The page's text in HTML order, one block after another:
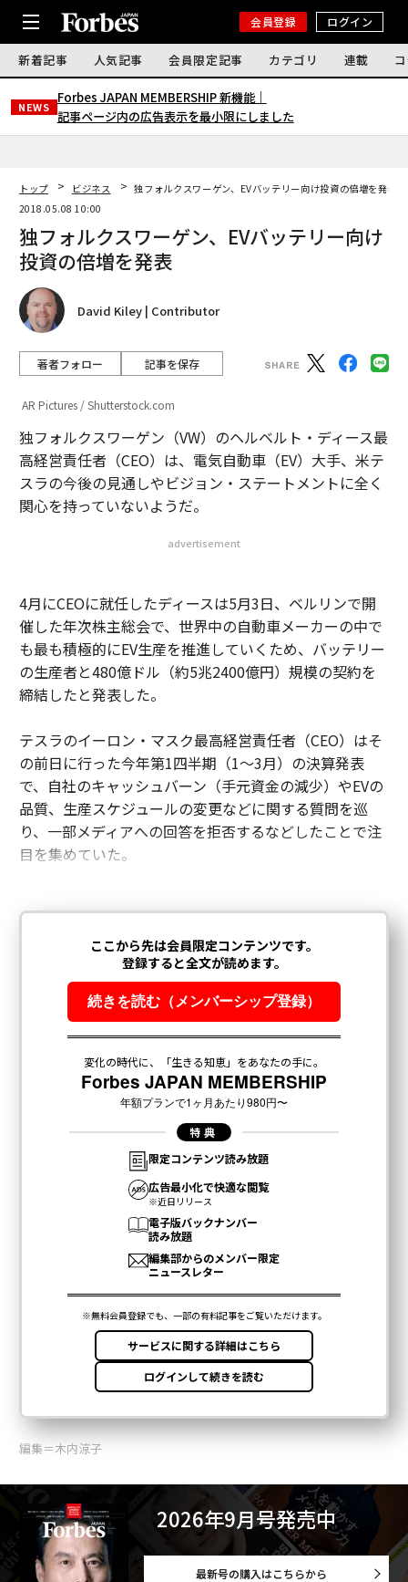
会員登録 ログイン
新着記事 人気記事 会員限定記事 カテゴリ 連載
NEWS
Forbes JAPAN MEMBERSHIP 新機能｜
記事ページ内の広告表示を最小限にしました
トップ ビジネス
独フォルクスワーゲン、EVバッテリー向け投資の倍増を発表
2018.05.08 10:00
独フォルクスワーゲン、EVバッテリー向け
投資の倍増を発表
David Kiley | Contributor
著者フォロー 記事を保存
AR Pictures / Shutterstock.com
独フォルクスワーゲン（VW）のヘルベルト・ディース最
高経営責任者（CEO）は、電気自動車（EV）大手、米テ
スラの今後の見通しやビジョン・ステートメントに全く
関心を持っていないようだ。
advertisement
4月にCEOに就任したディースは5月3日、ベルリンで開
催した年次株主総会で、世界中の自動車メーカーの中で
も最も積極的にEV生産を推進していくため、バッテリー
の生産者と480億ドル（約5兆2400億円）規模の契約を
締結したと発表した。
テスラのイーロン・マスク最高経営責任者（CEO）はそ
の前日に行った今年第1四半期（1～3月）の決算発表
で、自社のキャッシュバーン（手元資金の減少）やEVの
品質、生産スケジュールの変更などに関する質問を巡
り、一部メディアへの回答を拒否するなどしたことで注
目を集めていた。
編集＝木内涼子
2026年9月号発売中
最新号の購入はこちらから